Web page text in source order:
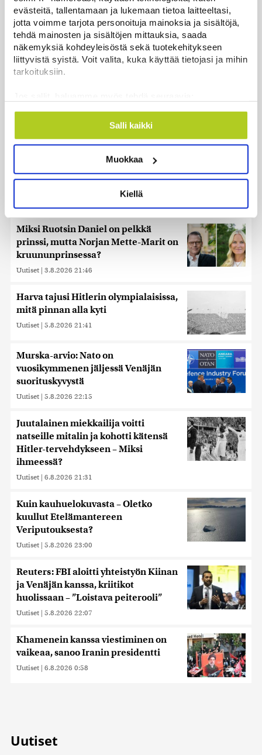
evästeitä, tallentamaan ja lukemaan tietoa laitteeltasi,
jotta voimme tarjota personoituja mainoksia ja sisältöjä,
tehdä mainosten ja sisältöjen mittauksia, saada
näkemyksiä kohdeyleisöstä sekä tuotekehitykseen
liittyvistä syistä. Voit valita, kuka käyttää tietojasi ja mihin
tarkoituksiin.
Kerätä tietoja maantieteellisestä sijainnistasi,
mahdollisesti muutaman metrin tarkkuudella
ominaispiirteitä aktiivisesti (sormenjäljen
Lue lisää siitä, miten henkilötietojasi käsitellään ja miten
suostumustasi tai peruuttaa sen milloin vain
evästeilmoituksessa.
Käytämme evästeitä tarjoamamme sisällön ja mainosten
räätälöimiseen, sosiaalisen median ominaisuuksien
tukemiseen ja kävijämäärämme analysoimiseen. Lisäksi
jaamme sosiaalisen median, mainosalan ja analytiikka-
sivustoamme. Kumppanimme voivat yhdistää näitä
tietoja muihin tietoihin, joita olet antanut heille tai joita on
kerätty, kun olet käyttänyt heidän palvelujaan. Tietoja
Salli kaikki
Muokkaa
Kiellä
Nämä ihmiset sairastuvat muita
herkemmin sydän- ja
verisuonitauteihin, sanoo tutkimus
Uutiset 5.8.2026 22:01
Lidleistä – ”Hittitrendi”
Keskustan Siika-aho kertoo, mikä
hänestä on Ylen gallupin todellinen
uutinen – ”Kokoomus maksaa siitä
Miksi Ruotsin Daniel on pelkkä
prinssi, mutta Norjan Mette-Marit on
kruununprinsessa?
Uutiset | 3.8.2026 21:46
Harva tajusi Hitlerin olympialaisissa,
mitä pinnan alla kyti
Uutiset | 5.8.2026 21:41
Murska-arvio: Nato on
vuosikymmenen jäljessä Venäjän
suorituskyvystä
Uutiset | 5.8.2026 22:15
Juutalainen miekkailija voitti
natseille mitalin ja kohotti kätensä
Hitler-tervehdykseen – Miksi
ihmeessä?
Uutiset | 6.8.2026 21:31
Kuin kauhuelokuvasta – Oletko
kuullut Etelämantereen
Veriputouksesta?
Uutiset | 5.8.2026 23:00
Reuters: FBI aloitti yhteistyön Kiinan
ja Venäjän kanssa, kriitikot
huolissaan – ”Loistava peiterooli”
Uutiset | 5.8.2026 22:07
Khamenein kanssa viestiminen on
vaikeaa, sanoo Iranin presidentti
Uutiset | 6.8.2026 0:58
Uutiset